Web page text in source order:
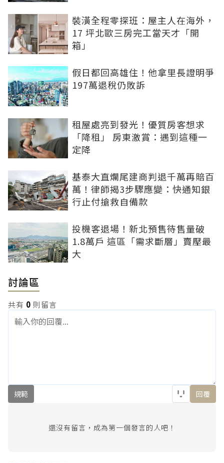
裝潢全程零探班：屋主人在海外，
17 坪北歐三房完工當天才「開
箱」
假日都回高雄住！他拿里長證明爭
197萬退稅仍敗訴
租屋處亮到發光！優質房客想求
「降租」 房東激賞：遇到這種一
定降
基泰大直爛尾建商判退千萬再賠百
萬！律師揭3步驟應變：快通知銀
行止付搶救自備款
投機客退場！新北預售待售量破
1.8萬戶 這區「需求斷層」賣壓最
大
討論區
共有 0 則留言
規範 回覆
還沒有留言，成為第一個發言的人吧！